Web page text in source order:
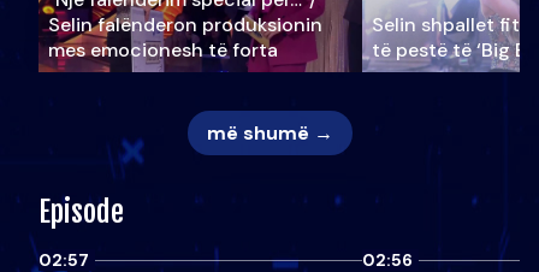
Selin falënderon produksionin
mes emocionesh të forta
Selin shpallet
të pestë të ‘Big
më shumë →
Episode
02:57 02:56